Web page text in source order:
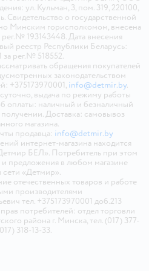
ул. Кульман, 3, пом. 319, 220100,
Свидетельство о государственной
Минским горисполкомом, внесена
рег.№ 193143448. Дата внесения
реестр Республики Беларусь:
за рег.№ 518552.
обращения покупателей
законодательством
+375173970001, info@detmir.by.
выдача по режиму работы
оплаты: наличный и безналичный
Доставка: самовывоз
магазина.
продавца: info@detmir.by
интернет-магазина находится
БЕЛ». Потребитель при этом
и предложения в любом магазине
сети «Детмир».
отечественных товаров и работе
производителями
тел. +375173970001 доб.213
потребителей: отдел торговли
района г. Минска, тел. (017) 377-
318-13-33.